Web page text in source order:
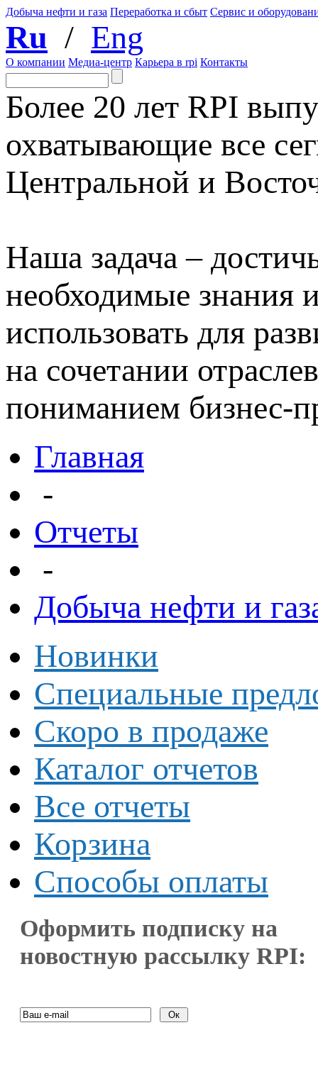
Добыча нефти и газа Переработка и сбыт Сервис и
Ru / Eng
О компании Медиа-центр Карьера в rpi Контакты
Более 20 лет RPI
охватывающие все
Центральной и
Наша задача –
необходимые знания
использовать для
на сочетании
пониманием бизнес-
Главная
-
Отчеты
-
Добыча нефти и
Новинки
Специальные
Скоро в продаже
Каталог отчетов
Все отчеты
Корзина
Способы оплаты
Оформить подписку на
новостную рассылку RPI: